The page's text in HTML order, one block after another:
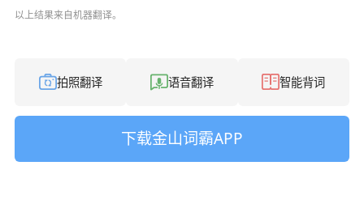
以上结果来自机器翻译。
拍照翻译 语音翻译 智能背词
下载金山词霸APP